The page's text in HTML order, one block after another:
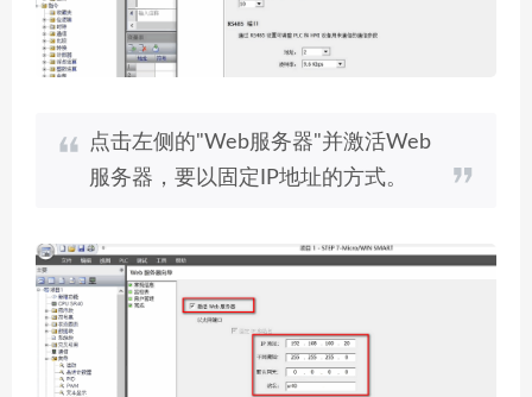
点击左侧的"Web服务器"并激活Web
服务器，要以固定IP地址的方式。